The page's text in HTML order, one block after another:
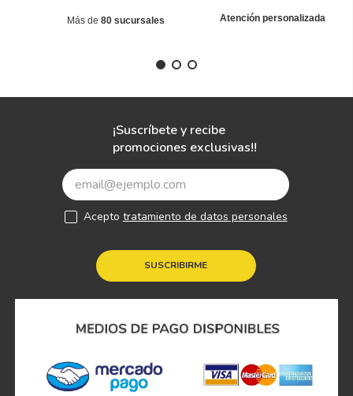
Más de 80 sucursales Atención personalizada
¡Suscríbete y recibe
promociones exclusivas!!
SUSCRIBIRME
Acepto tratamiento de datos personales